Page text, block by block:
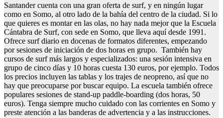
Santander cuenta con una gran oferta de surf, y en ningún lugar
como en Somo, al otro lado de la bahía del centro de la ciudad. Si lo
que quieres es montar en las olas, no hay nada mejor que la Escuela
Cántabra de Surf, con sede en Somo, que lleva aquí desde 1991.
Ofrece surf diario en docenas de formatos diferentes, empezando
por sesiones de iniciación de dos horas en grupo. También hay
cursos de surf más largos y especializados: una sesión intensiva en
grupo de cinco días y 10 horas cuesta 130 euros, por ejemplo. Todos
los precios incluyen las tablas y los trajes de neopreno, así que no
hay que preocuparse por buscar equipo. La escuela también ofrece
populares sesiones de stand-up paddle-boarding (dos horas, 50
euros). Tenga siempre mucho cuidado con las corrientes en Somo y
preste atención a las banderas de advertencia y a las instrucciones.